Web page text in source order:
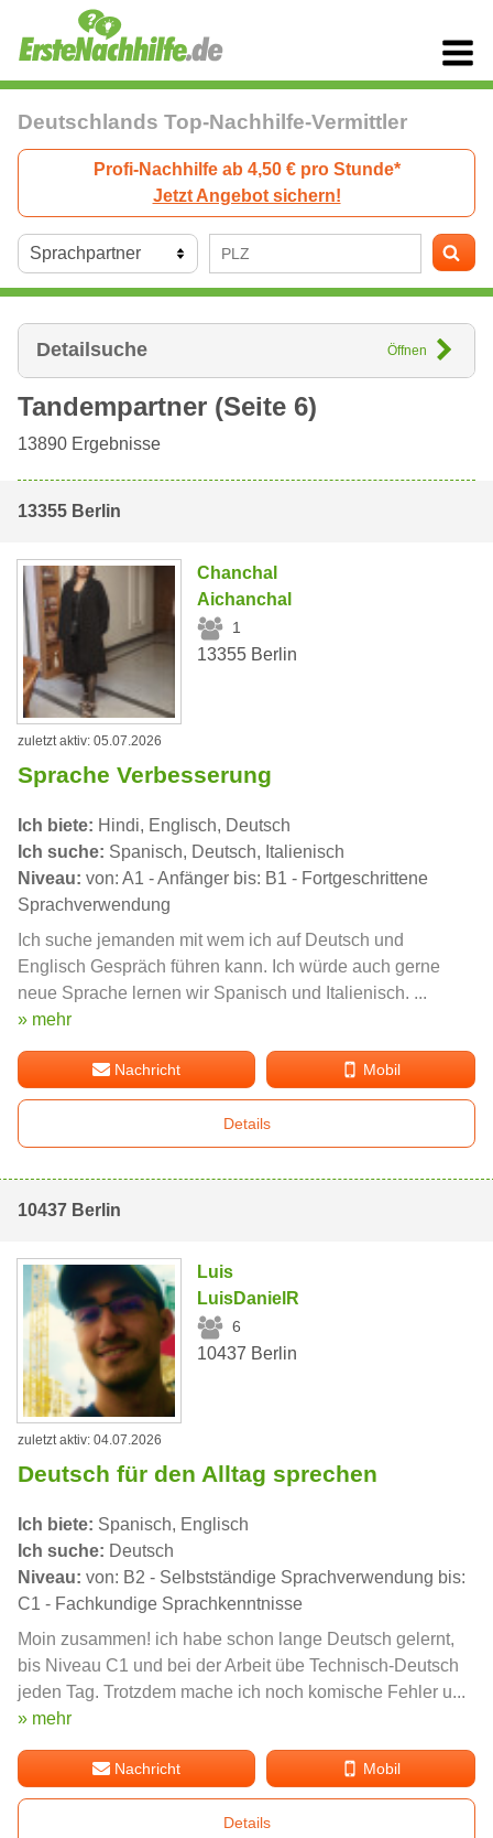
Deutschlands Top-Nachhilfe-Vermittler
Profi-Nachhilfe ab 4,50 € pro Stunde*
Jetzt Angebot sichern!
Detailsuche Öffnen
Tandempartner (Seite 6)
13890 Ergebnisse
13355 Berlin
Chanchal
Aichanchal
1
13355 Berlin
zuletzt aktiv: 05.07.2026
Sprache Verbesserung
Ich biete: Hindi, Englisch, Deutsch
Ich suche: Spanisch, Deutsch, Italienisch
Niveau: von: A1 - Anfänger bis: B1 - Fortgeschrittene
Sprachverwendung
Ich suche jemanden mit wem ich auf Deutsch und
Englisch Gespräch führen kann. Ich würde auch gerne
neue Sprache lernen wir Spanisch und Italienisch. ...
» mehr
Nachricht Mobil
Details
10437 Berlin
Luis
LuisDanielR
6
10437 Berlin
zuletzt aktiv: 04.07.2026
Deutsch für den Alltag sprechen
Ich biete: Spanisch, Englisch
Ich suche: Deutsch
Niveau: von: B2 - Selbstständige Sprachverwendung bis:
C1 - Fachkundige Sprachkenntnisse
Moin zusammen! ich habe schon lange Deutsch gelernt,
bis Niveau C1 und bei der Arbeit übe Technisch-Deutsch
jeden Tag. Trotzdem mache ich noch komische Fehler u...
» mehr
Nachricht Mobil
Details